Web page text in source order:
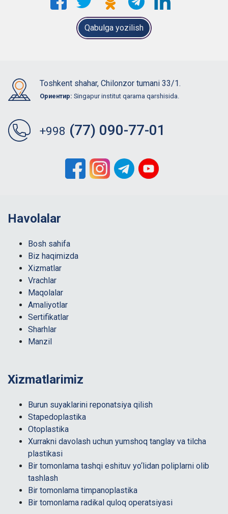
Qabulga yozilish
Toshkent shahar, Chilonzor tumani 33/1.
Ориентир: Singapur institut qarama qarshisida.
+998 (77) 090-77-01
Havolalar
Bosh sahifa
Biz haqimizda
Xizmatlar
Vrachlar
Maqolalar
Amaliyotlar
Sertifikatlar
Sharhlar
Manzil
Xizmatlarimiz
Burun suyaklarini reponatsiya qilish
Stapedoplastika
Otoplastika
Xurrakni davolash uchun yumshoq tanglay va tilcha
plastikasi
Bir tomonlama tashqi eshituv yo‘lidan poliplarni olib
tashlash
Bir tomonlama timpanoplastika
Bir tomonlama radikal quloq operatsiyasi